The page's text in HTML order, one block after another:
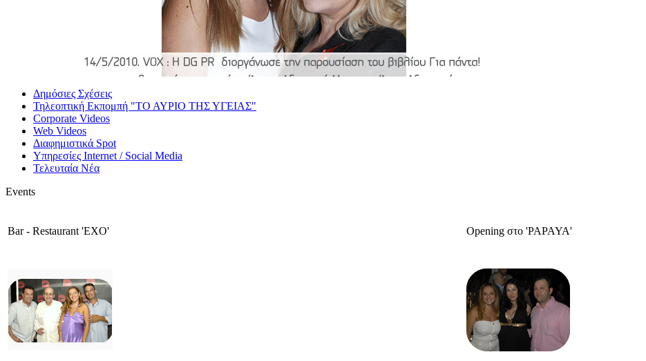
Δημόσιες Σχέσεις
Τηλεοπτική Εκπομπή "ΤΟ ΑΥΡΙΟ ΤΗΣ ΥΓΕΙΑΣ"
Corporate Videos
Web Videos
Διαφημιστικά Spot
Υπηρεσίες Internet / Social Media
Τελευταία Νέα
Events
Bar - Restaurant 'EXO' Opening στο 'PAPAYA'